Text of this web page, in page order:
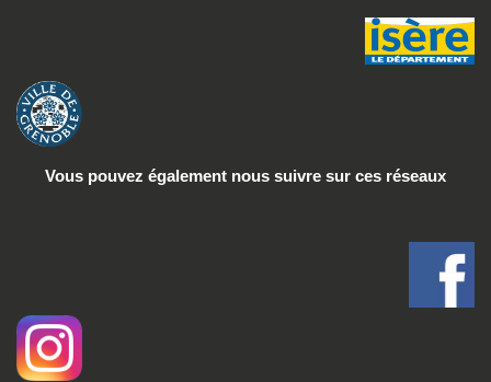
Vous pouvez également nous suivre sur ces réseaux